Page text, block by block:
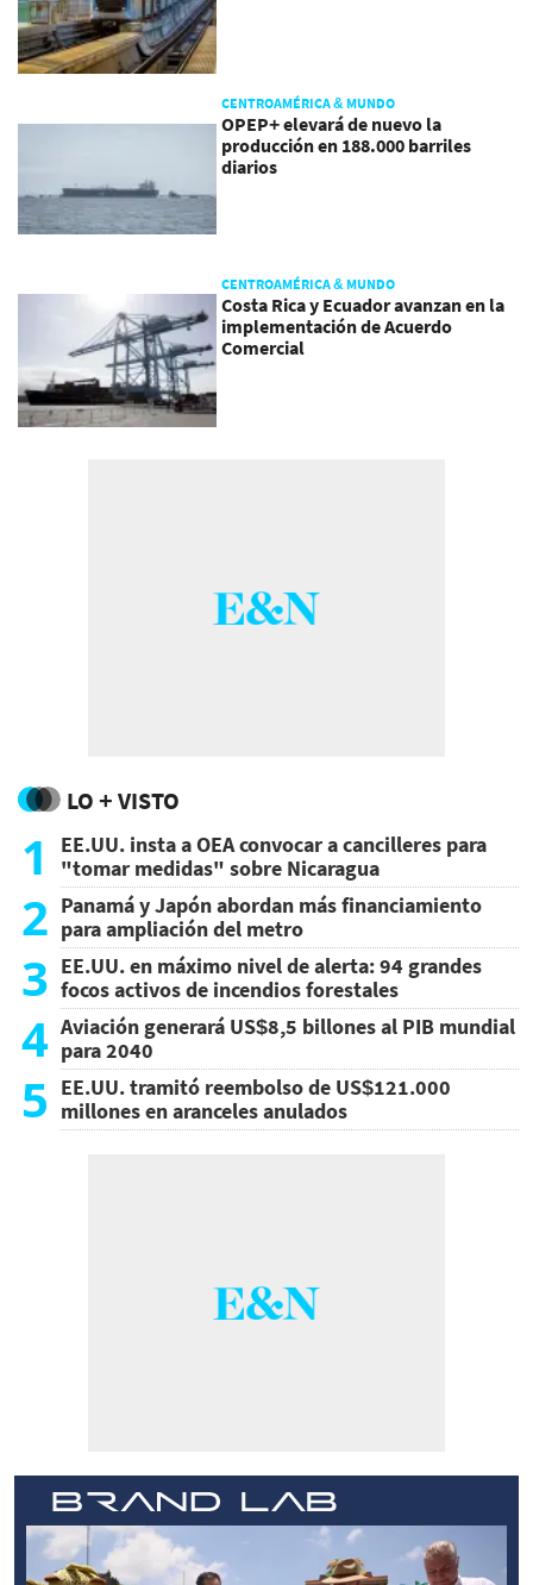
CENTROAMÉRICA & MUNDO
OPEP+ elevará de nuevo la
producción en 188.000 barriles
diarios
CENTROAMÉRICA & MUNDO
Costa Rica y Ecuador avanzan en la
implementación de Acuerdo
Comercial
LO + VISTO
1
EE.UU. insta a OEA convocar a cancilleres para
"tomar medidas" sobre Nicaragua
2 Panamá y Japón abordan más financiamiento
para ampliación del metro
3 EE.UU. en máximo nivel de alerta: 94 grandes
focos activos de incendios forestales
4 Aviación generará US$8,5 billones al PIB mundial
para 2040
5 EE.UU. tramitó reembolso de US$121.000
millones en aranceles anulados